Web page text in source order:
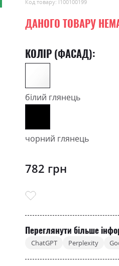
Код товару: l100100199
ДАНОГО ТОВАРУ
КОЛІР (ФАСАД):
білий глянець
чорний глянець
782 грн
Переглянути більше
ChatGPT Perplexity